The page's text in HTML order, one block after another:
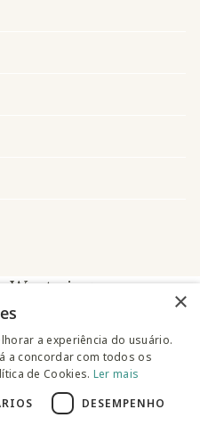
Westwing
×
a experiência do usuário.
a concordar com todos os
de Cookies. Ler mais
DESEMPENHO